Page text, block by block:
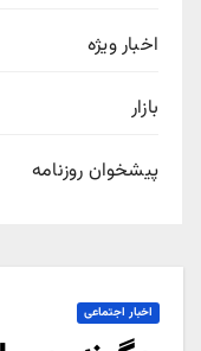
اخبار ویژه
بازار
پیشخوان روزنامه
اخبار اجتماعی